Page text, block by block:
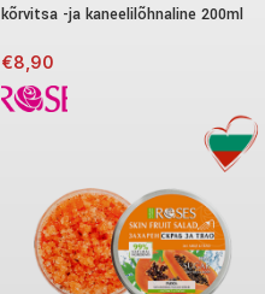
kõrvitsa -ja kaneelilõhnaline 200ml
€8,90